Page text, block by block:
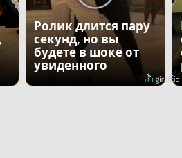
Ролик длится пару
секунд, но вы
будете в шоке от
увиденного